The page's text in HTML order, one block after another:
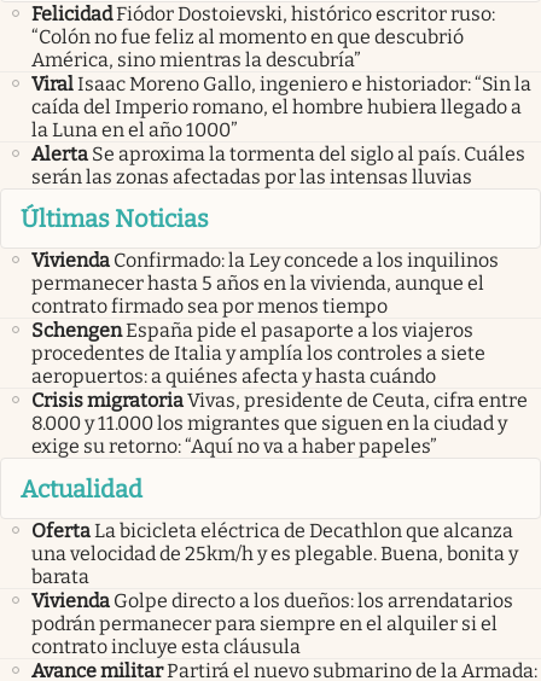
FelicidadFiódor Dostoievski, histórico escritor ruso:
“Colón no fue feliz al momento en que descubrió
América, sino mientras la descubría”
ViralIsaac Moreno Gallo, ingeniero e historiador: “Sin la
caída del Imperio romano, el hombre hubiera llegado a
la Luna en el año 1000”
Alerta Se aproxima la tormenta del siglo al país. Cuáles
serán las zonas afectadas por las intensas lluvias
Últimas Noticias
Vivienda Confirmado: la Ley concede a los inquilinos
permanecer hasta 5 años en la vivienda, aunque el
contrato firmado sea por menos tiempo
SchengenEspaña pide el pasaporte a los viajeros
procedentes de Italia y amplía los controles a siete
aeropuertos: a quiénes afecta y hasta cuándo
Crisis migratoriaVivas, presidente de Ceuta, cifra entre
8.000 y 11.000 los migrantes que siguen en la ciudad y
exige su retorno: “Aquí no va a haber papeles”
Actualidad
OfertaLa bicicleta eléctrica de Decathlon que alcanza
una velocidad de 25km/h y es plegable. Buena, bonita y
barata
Vivienda Golpe directo a los dueños: los arrendatarios
podrán permanecer para siempre en el alquiler si el
contrato incluye esta cláusula
Avance militarPartirá el nuevo submarino de la Armada: